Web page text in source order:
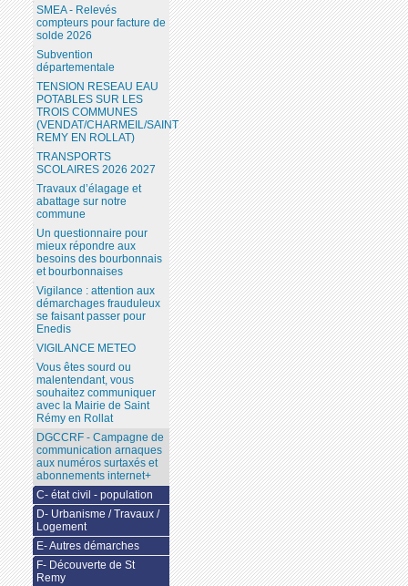
SMEA - Relevés
compteurs pour facture de
solde 2026
Subvention
départementale
TENSION RESEAU EAU
POTABLES SUR LES
TROIS COMMUNES
(VENDAT/CHARMEIL/SAINT
REMY EN ROLLAT)
TRANSPORTS
SCOLAIRES 2026 2027
Travaux d’élagage et
abattage sur notre
commune
Un questionnaire pour
mieux répondre aux
besoins des bourbonnais
et bourbonnaises
Vigilance : attention aux
démarchages frauduleux
se faisant passer pour
Enedis
VIGILANCE METEO
Vous êtes sourd ou
malentendant, vous
souhaitez communiquer
avec la Mairie de Saint
Rémy en Rollat
DGCCRF - Campagne de
communication arnaques
aux numéros surtaxés et
abonnements internet+
C- état civil - population
D- Urbanisme / Travaux /
Logement
E- Autres démarches
F- Découverte de St
Remy